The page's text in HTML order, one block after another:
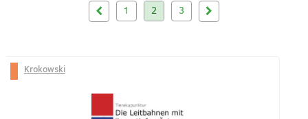
1 2 3
Krokowski